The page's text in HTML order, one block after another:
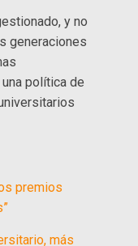
y no
generaciones
política de
premios
más